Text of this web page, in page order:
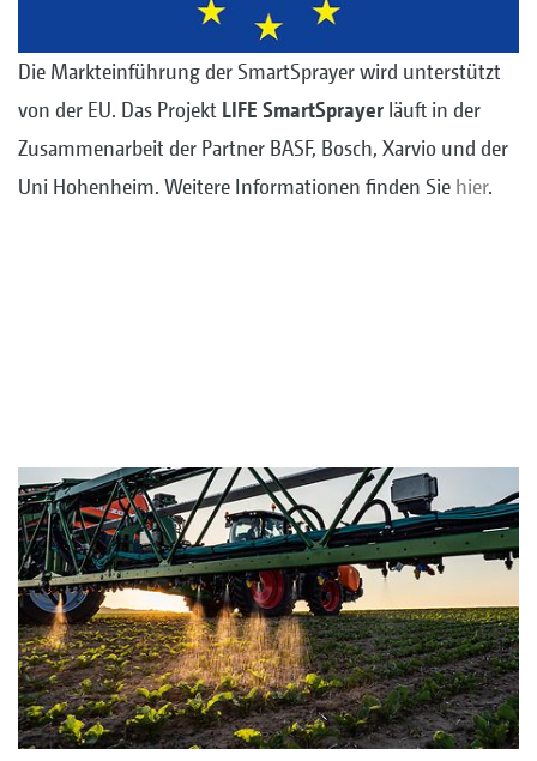
Die Markteinführung der SmartSprayer wird unterstützt
von der EU. Das Projekt LIFE SmartSprayer läuft in der
Zusammenarbeit der Partner BASF, Bosch, Xarvio und der
Uni Hohenheim. Weitere Informationen finden Sie hier.